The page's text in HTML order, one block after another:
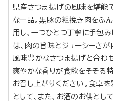
県産さつま揚げの風味を堪能
な一品。黒豚の粗挽き肉をふ
用し、一つひとつ丁寧に手包み
は、肉の旨味とジューシーさが
風味豊かなさつま揚げと合わ
爽やかな香りが食欲をそそる
お召し上がりください。食卓
として、また、お酒のお供とし